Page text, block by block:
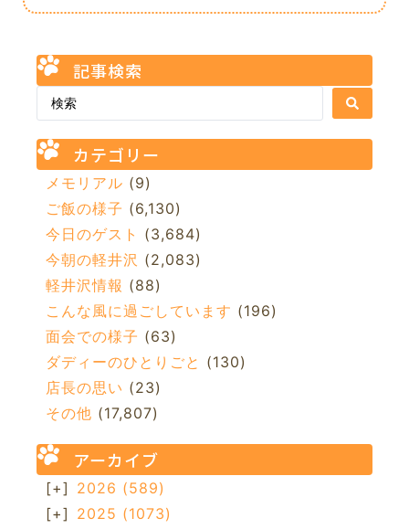
記事検索
カテゴリー
メモリアル (9)
ご飯の様子 (6,130)
今日のゲスト (3,684)
今朝の軽井沢 (2,083)
軽井沢情報 (88)
こんな風に過ごしています (196)
面会での様子 (63)
ダディーのひとりごと (130)
店長の思い (23)
その他 (17,807)
アーカイブ
[+] 2026 (589)
[+] 2025 (1073)